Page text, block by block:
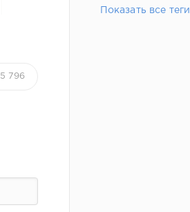
5 796
Показать все теги